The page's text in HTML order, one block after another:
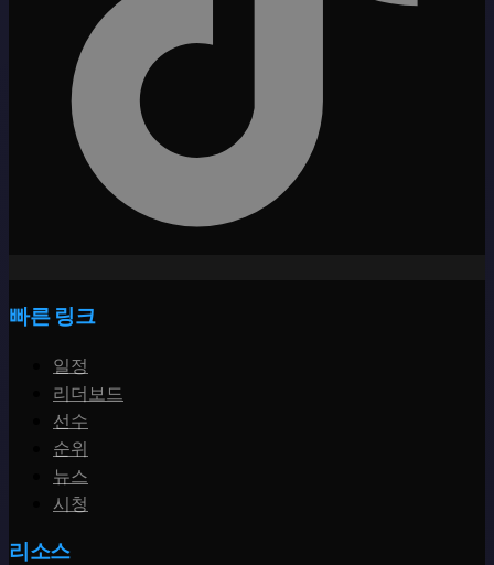
빠른 링크
일정
리더보드
선수
순위
뉴스
시청
리소스